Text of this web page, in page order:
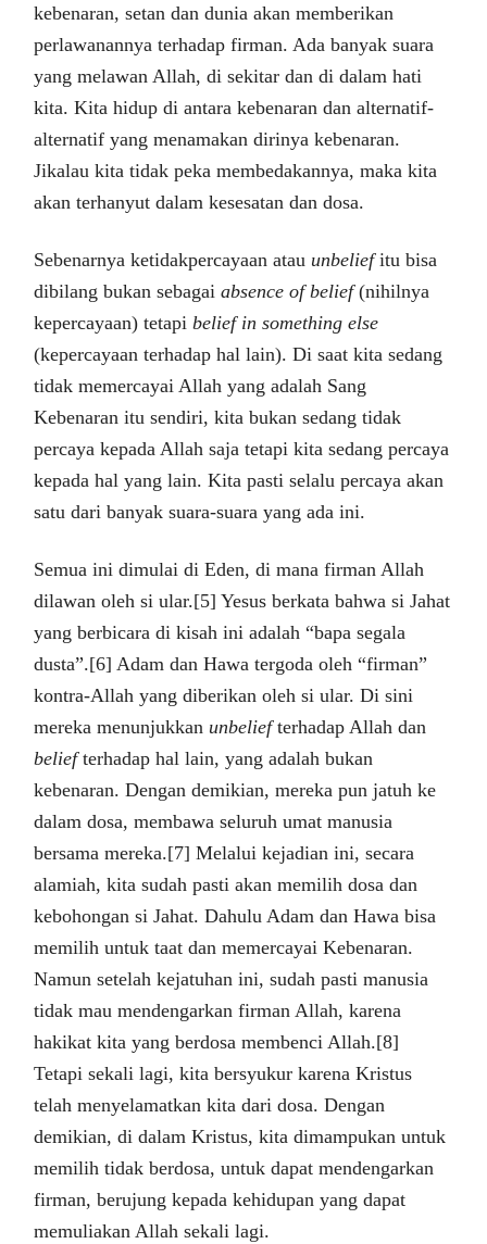
kebenaran, setan dan dunia akan memberikan
perlawanannya terhadap firman. Ada banyak suara
yang melawan Allah, di sekitar dan di dalam hati
kita. Kita hidup di antara kebenaran dan alternatif-
alternatif yang menamakan dirinya kebenaran.
Jikalau kita tidak peka membedakannya, maka kita
akan terhanyut dalam kesesatan dan dosa.
Sebenarnya ketidakpercayaan atau unbeliefitu bisa
dibilang bukan sebagaiabsence of belief(nihilnya
kepercayaan) tetapibelief in something else
(kepercayaan terhadap hal lain). Di saat kita sedang
tidak memercayai Allah yang adalah Sang
Kebenaran itu sendiri, kita bukan sedang tidak
percaya kepada Allah saja tetapi kita sedang percaya
kepada hal yang lain. Kita pasti selalu percaya akan
satu dari banyak suara-suara yang ada ini.
Semua ini dimulai di Eden, di mana firman Allah
dilawan oleh si ular.[5] Yesus berkata bahwa si Jahat
yang berbicara di kisah ini adalah “bapa segala
dusta”.[6] Adam dan Hawa tergoda oleh “firman”
kontra-Allah yang diberikan oleh si ular. Di sini
mereka menunjukkan unbeliefterhadap Allah dan
beliefterhadap hal lain, yang adalah bukan
kebenaran. Dengan demikian, mereka pun jatuh ke
dalam dosa, membawa seluruh umat manusia
bersama mereka.[7] Melalui kejadian ini, secara
alamiah, kita sudah pasti akan memilih dosa dan
kebohongan si Jahat. Dahulu Adam dan Hawa bisa
memilih untuk taat dan memercayai Kebenaran.
Namun setelah kejatuhan ini, sudah pasti manusia
tidak mau mendengarkan firman Allah, karena
hakikat kita yang berdosa membenci Allah.[8]
Tetapi sekali lagi, kita bersyukur karena Kristus
telah menyelamatkan kita dari dosa. Dengan
demikian, di dalam Kristus, kita dimampukan untuk
memilih tidak berdosa, untuk dapat mendengarkan
firman, berujung kepada kehidupan yang dapat
memuliakan Allah sekali lagi.